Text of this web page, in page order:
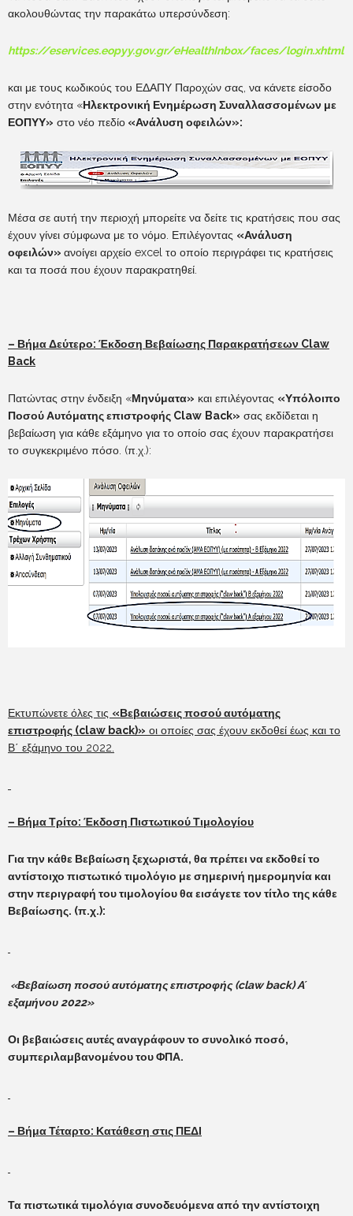
ακολουθώντας την παρακάτω υπερσύνδεση:
https://eservices.eopyy.gov.gr/eHealthInbox/faces/login.xhtml
και με τους κωδικούς του ΕΔΑΠΥ Παροχών σας, να κάνετε είσοδο
στην ενότητα «Ηλεκτρονική Ενημέρωση Συναλλασσομένων με
ΕΟΠΥΥ» στο νέο πεδίο «Ανάλυση οφειλών»:
Μέσα σε αυτή την περιοχή μπορείτε να δείτε τις κρατήσεις που σας
έχουν γίνει σύμφωνα με το νόμο. Επιλέγοντας «Ανάλυση
οφειλών» ανοίγει αρχείο excel το οποίο περιγράφει τις κρατήσεις
και τα ποσά που έχουν παρακρατηθεί.
– Βήμα Δεύτερο: Έκδοση Βεβαίωσης Παρακρατήσεων Claw
Back
Πατώντας στην ένδειξη «Μηνύματα» και επιλέγοντας «Υπόλοιπο
Ποσού Αυτόματης επιστροφής Claw Back» σας εκδίδεται η
βεβαίωση για κάθε εξάμηνο για το οποίο σας έχουν παρακρατήσει
το συγκεκριμένο πόσο. (π.χ.):
Εκτυπώνετε όλες τις «Βεβαιώσεις ποσού αυτόματης
επιστροφής (claw back)» οι οποίες σας έχουν εκδοθεί έως και το
Β΄ εξάμηνο του 2022.
– Βήμα Τρίτο: Έκδοση Πιστωτικού Τιμολογίου
Για την κάθε Βεβαίωση ξεχωριστά, θα πρέπει να εκδοθεί το
αντίστοιχο πιστωτικό τιμολόγιο με σημερινή ημερομηνία και
στην περιγραφή του τιμολογίου θα εισάγετε τον τίτλο της κάθε
Βεβαίωσης. (π.χ.):
«Βεβαίωση ποσού αυτόματης επιστροφής (claw back)A΄
εξαμήνου 2022»
Οι βεβαιώσεις αυτές αναγράφουν το συνολικό ποσό,
συμπεριλαμβανομένου του ΦΠΑ.
– Βήμα Τέταρτο: Κατάθεση στις ΠΕΔΙ
Τα πιστωτικά τιμολόγια συνοδευόμενα από την αντίστοιχη